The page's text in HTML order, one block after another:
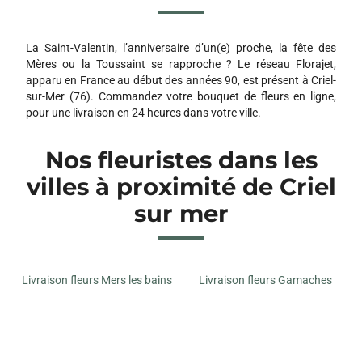
La Saint-Valentin, l’anniversaire d’un(e) proche, la fête des
Mères ou la Toussaint se rapproche ? Le réseau Florajet,
apparu en France au début des années 90, est présent à Criel-
sur-Mer (76). Commandez votre bouquet de fleurs en ligne,
pour une livraison en 24 heures dans votre ville.
Nos fleuristes dans les
villes à proximité de Criel
sur mer
Livraison fleurs Mers les bains Livraison fleurs Gamaches